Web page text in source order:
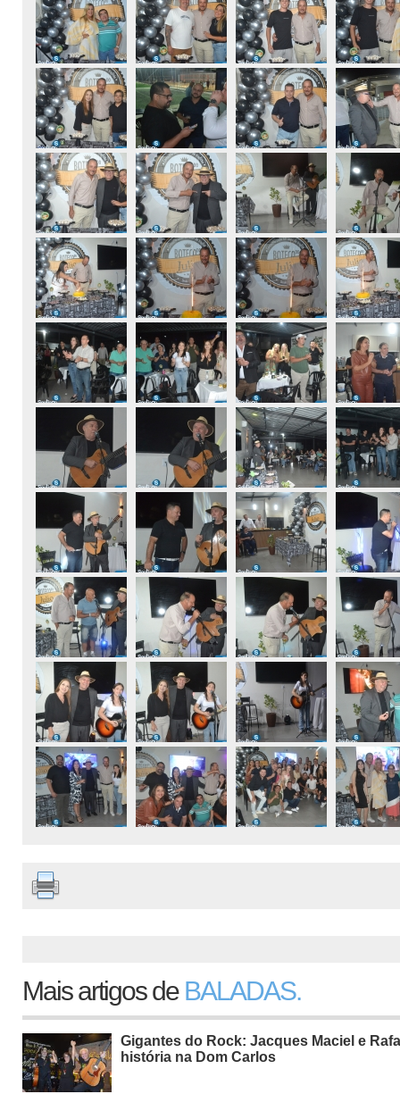
Mais artigos de BALADAS.
Gigantes do Rock: Jacques Maciel e
história na Dom Carlos